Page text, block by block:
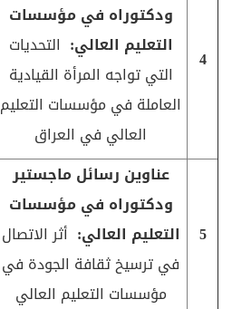
4
ودكتوراه في مؤسسات
التعليم العالي: التحديات
التي تواجه المرأة القيادية
العاملة في مؤسسات التعليم
العالي في العراق
5
عناوين رسائل ماجستير
ودكتوراه في مؤسسات
التعليم العالي: أثر الاتصال
في ترسيخ ثقافة الجودة في
مؤسسات التعليم العالي